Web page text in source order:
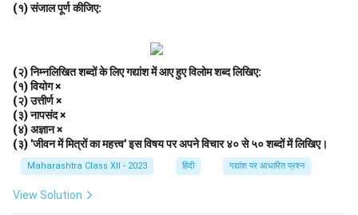
कठिन परिस्थितियों में भी हार नहीं मानता। जो व्यक्ति मनोबल और
मनुष्य के भीतर सकारात्मक सोच और आत्मविश्वास का संचार करती है।
Step 3: निष्कर्ष.
'नर हो, न निराश करो मन को' का संदेश आज भी उतना ही प्रासंगिक
है। यह पंक्ति हमें जीवन में आशा, परिश्रम और आत्मबल के महत्व का
बोध कराती है। निराशा के स्थान पर आशा अपनाना ही सच्चे मानव
जीवन की पहचान है।
(१) संजाल पूर्ण कीजिए:
(२) निम्नलिखित शब्दों के लिए गद्यांश में आए हुए विलोम शब्द लिखिए:
(१) वियोग ×
(२) उत्तीर्ण ×
(३) नापसंद ×
(४) अज्ञान ×
(३) 'जीवन में मित्रों का महत्त्व' इस विषय पर अपने विचार ४० से ५० शब्दों में लिखिए।
Maharashtra Class XII - 2023 हिंदी गद्यांश पर आधारित प्रश्न
View Solution